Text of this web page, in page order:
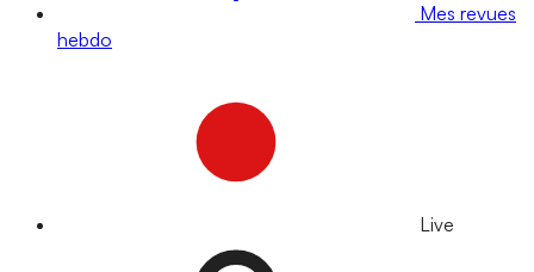
Mes revues
hebdo
Live